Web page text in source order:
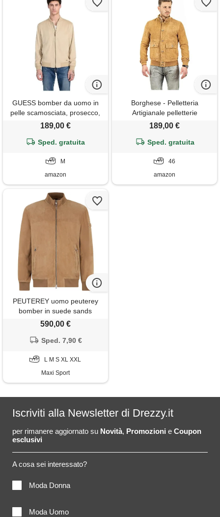
GUESS bomber da uomo in
pelle scamosciata, prosecco,
m
189,00 €
Sped. gratuita
M
amazon
Borghese - Pelletteria
Artigianale pelletterie
borghese | bomber in pelle
scamosciato | vera pelle |
giubbotto | giubbino | made in
italy | polo (46, camel)
189,00 €
Sped. gratuita
46
amazon
PEUTEREY uomo peuterey
bomber in suede sands
590,00 €
Sped. 7,90 €
L M S XL XXL
Maxi Sport
Iscriviti alla Newsletter di Drezzy.it
per rimanere aggiornato su Novità, Promozioni e Coupon
esclusivi
A cosa sei interessato?
Moda Donna
Moda Uomo